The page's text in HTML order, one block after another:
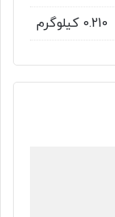
0.210 کیلوگرم